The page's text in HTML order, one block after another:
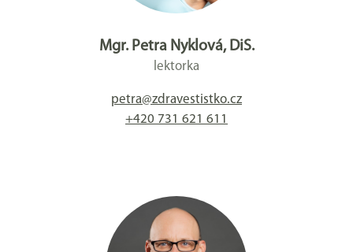
Mgr. Petra Nyklová, DiS.
lektorka
petra@zdravestistko.cz
+420 731 621 611